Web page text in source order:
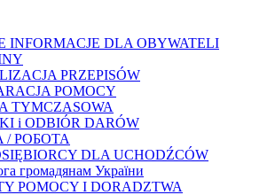
INFORMACJE DLA OBYWATELI
PRZEPISÓW
POMOCY
TYMCZASOWA
i ODBIÓR DARÓW
/ РОБОТА
DLA UCHODŹCÓW
громадянам України
POMOCY I DORADZTWA